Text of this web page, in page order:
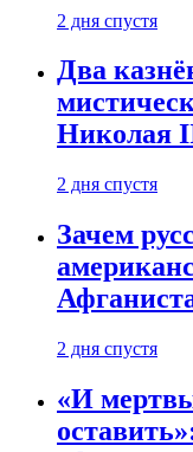
2 дня спустя
Два
Николая
2 дня спустя
Зачем
2 дня спустя
«И